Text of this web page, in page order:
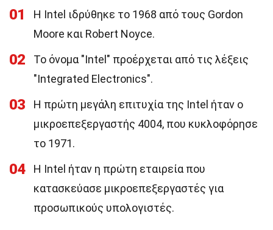
01
Η Intel ιδρύθηκε το 1968 από τους Gordon
Moore και Robert Noyce.
02
Το όνομα "Intel" προέρχεται από τις λέξεις
"Integrated Electronics".
03
Η πρώτη μεγάλη επιτυχία της Intel ήταν ο
μικροεπεξεργαστής 4004, που κυκλοφόρησε
το 1971.
04
Η Intel ήταν η πρώτη εταιρεία που
κατασκεύασε μικροεπεξεργαστές για
προσωπικούς υπολογιστές.